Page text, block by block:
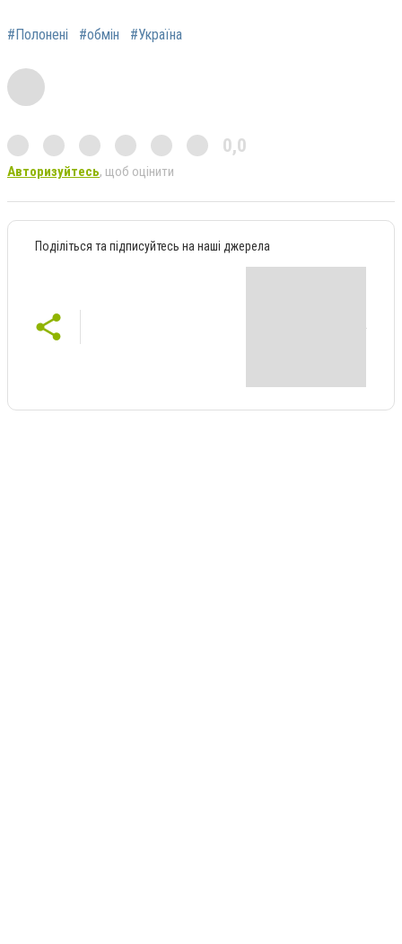
#Полонені #обмін #Україна
0,0
Авторизуйтесь, щоб оцінити
Поділіться та підписуйтесь на наші джерела